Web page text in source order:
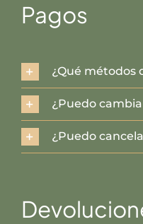
Pagos
¿Qué métodos
¿Puedo
¿Puedo